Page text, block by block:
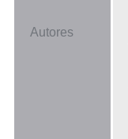
Autores